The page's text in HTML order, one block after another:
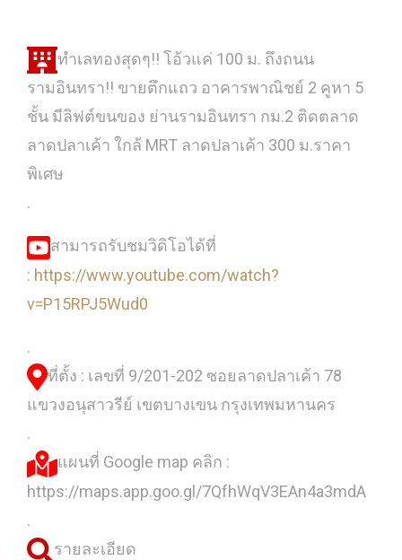
ทำเลทองสุดๆ!! โอ้วแค่ 100 ม. ถึงถนน
รามอินทรา!! ขายตึกแถว อาคารพาณิชย์ 2 คูหา 5
ชั้น มีลิฟต์ขนของ ย่านรามอินทรา กม.2 ติดตลาด
ลาดปลาเค้า ใกล้ MRT ลาดปลาเค้า 300 ม.ราคา
พิเศษ
.
สามารถรับชมวิดิโอได้ที่
: https://www.youtube.com/watch?
v=P15RPJ5Wud0
.
ที่ตั้ง : เลขที่ 9/201-202 ซอยลาดปลาเค้า 78
แขวงอนุสาวรีย์ เขตบางเขน กรุงเทพมหานคร
.
แผนที่ Google map คลิก :
https://maps.app.goo.gl/7QfhWqV3EAn4a3mdA
.
รายละเอียด